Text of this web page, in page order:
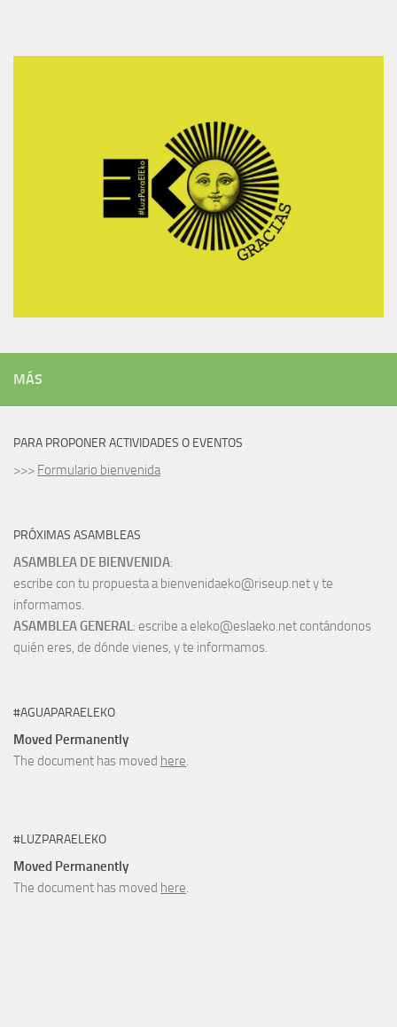
MÁS
PARA PROPONER ACTIVIDADES O EVENTOS
>>> Formulario bienvenida
PRÓXIMAS ASAMBLEAS
ASAMBLEA DE BIENVENIDA:
escribe con tu propuesta a bienvenidaeko@riseup.net y te
informamos.
ASAMBLEA GENERAL: escribe a eleko@eslaeko.net contándonos
quién eres, de dónde vienes, y te informamos.
#AGUAPARAELEKO
Moved Permanently
The document has moved here.
#LUZPARAELEKO
Moved Permanently
The document has moved here.